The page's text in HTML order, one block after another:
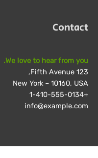
Contact
We love to hear from you.
123 Fifth Avenue,
New York – 10160, USA
+1-410-555-0134
info@example.com